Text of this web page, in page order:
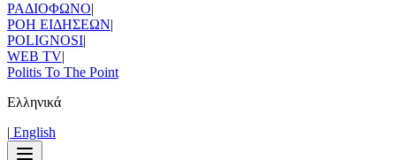
ΡΑΔΙΟΦΩΝΟ|
ΡΟΗ ΕΙΔΗΣΕΩΝ|
POLIGNOSI|
WEB TV|
Politis To The Point
Ελληνικά
| Εnglish